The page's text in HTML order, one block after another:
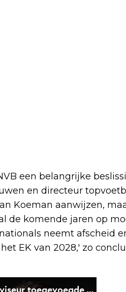
een belangrijke
en directeur
Koeman aanwijzen,
de komende jaren op
neemt afscheid
EK van 2028,' zo